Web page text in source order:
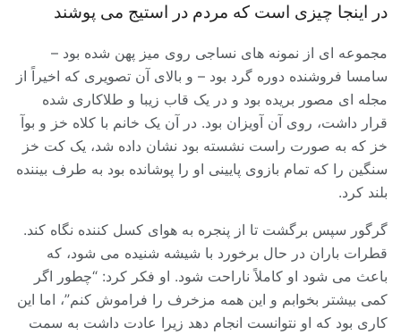
در اینجا چیزی است که مردم در استیج می پوشند
مجموعه ای از نمونه های نساجی روی میز پهن شده بود –
سامسا فروشنده دوره گرد بود – و بالای آن تصویری که اخیراً از
مجله ای مصور بریده بود و در یک قاب زیبا و طلاکاری شده
قرار داشت، روی آن آویزان بود. در آن یک خانم با کلاه خز و بوآ
خز که به صورت راست نشسته بود نشان داده شد، یک کت خز
سنگین را که تمام بازوی پایینی او را پوشانده بود به طرف بیننده
بلند کرد.
گرگور سپس برگشت تا از پنجره به هوای کسل کننده نگاه کند.
قطرات باران در حال برخورد با شیشه شنیده می شود، که
باعث می شود او کاملاً ناراحت شود. او فکر کرد: “چطور اگر
کمی بیشتر بخوابم و این همه مزخرف را فراموش کنم”، اما این
کاری بود که او نتوانست انجام دهد زیرا عادت داشت به سمت